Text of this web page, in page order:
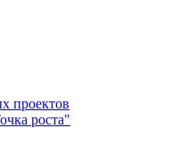
проектов
роста"